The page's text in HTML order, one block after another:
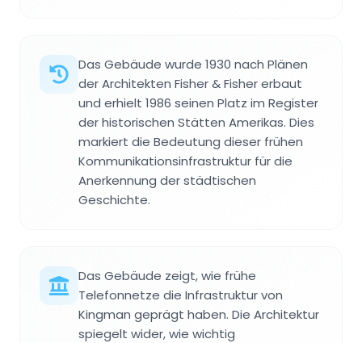
Das Gebäude wurde 1930 nach Plänen
der Architekten Fisher & Fisher erbaut
und erhielt 1986 seinen Platz im Register
der historischen Stätten Amerikas. Dies
markiert die Bedeutung dieser frühen
Kommunikationsinfrastruktur für die
Anerkennung der städtischen
Geschichte.
Das Gebäude zeigt, wie frühe
Telefonnetze die Infrastruktur von
Kingman geprägt haben. Die Architektur
spiegelt wider, wie wichtig